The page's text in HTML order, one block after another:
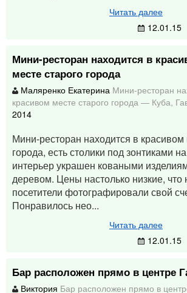
Читать далее
12.01.15
Мини-ресторан находится в
месте старого города
Маляренко Екатерина Мини-ресторан
красивом месте старого города — Куба,
2014
Мини-ресторан находится в красивом
города, есть столики под зонтиками
интерьер украшен коваными
деревом. Цены настолько низкие, что
посетители фотографировали свой
Понравилось нео...
Читать далее
12.01.15
Бар расположен прямо в центре
Виктория Бар расположен прямо в